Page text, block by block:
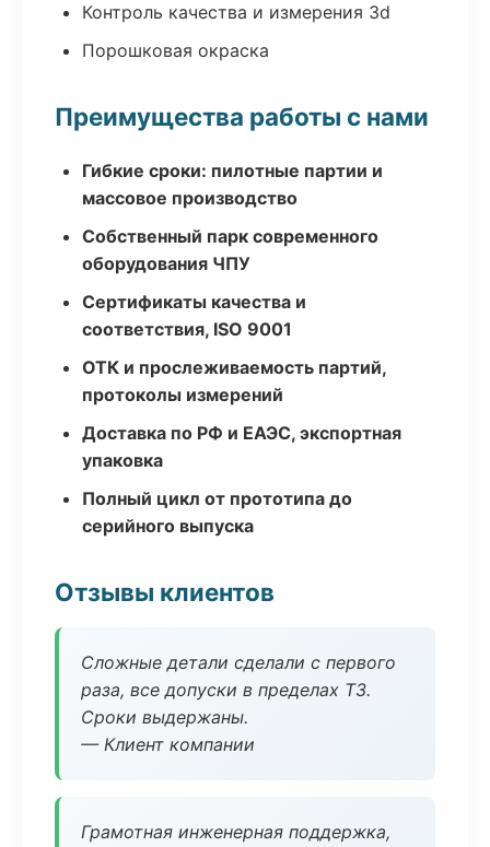
Контроль качества и измерения 3d
Порошковая окраска
Преимущества работы с нами
Гибкие сроки: пилотные партии и
массовое производство
Собственный парк современного
оборудования ЧПУ
Сертификаты качества и
соответствия, ISO 9001
ОТК и прослеживаемость партий,
протоколы измерений
Доставка по РФ и ЕАЭС, экспортная
упаковка
Полный цикл от прототипа до
серийного выпуска
Отзывы клиентов
Сложные детали сделали с первого
раза, все допуски в пределах ТЗ.
Сроки выдержаны.
— Клиент компании
Грамотная инженерная поддержка,